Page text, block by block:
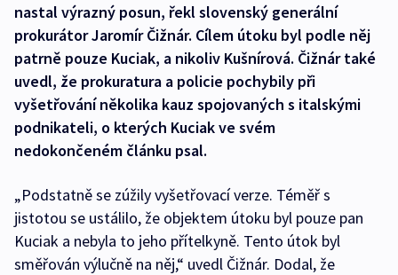
nastal výrazný posun, řekl slovenský generální
prokurátor Jaromír Čižnár. Cílem útoku byl podle něj
patrně pouze Kuciak, a nikoliv Kušnírová. Čižnár také
uvedl, že prokuratura a policie pochybily při
vyšetřování několika kauz spojovaných s italskými
podnikateli, o kterých Kuciak ve svém
nedokončeném článku psal.
„Podstatně se zúžily vyšetřovací verze. Téměř s
jistotou se ustálilo, že objektem útoku byl pouze pan
Kuciak a nebyla to jeho přítelkyně. Tento útok byl
směřován výlučně na něj,“ uvedl Čižnár. Dodal, že